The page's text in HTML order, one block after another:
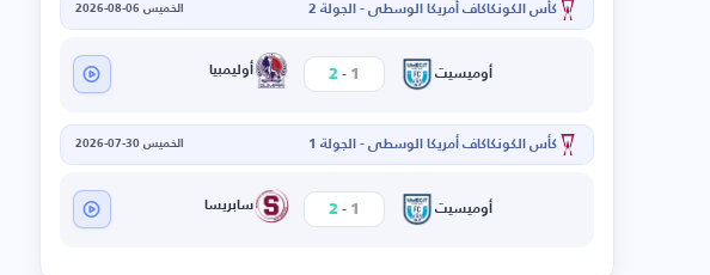
كأس الكونكاكاف أمريكا الوسطى - الجولة 2 الخميس 06-08-2026
أوميسيت 1
-
2 أوليمبيا
كأس الكونكاكاف أمريكا الوسطى - الجولة 1 الخميس 30-07-2026
أوميسيت 1
-
2 سابريسا